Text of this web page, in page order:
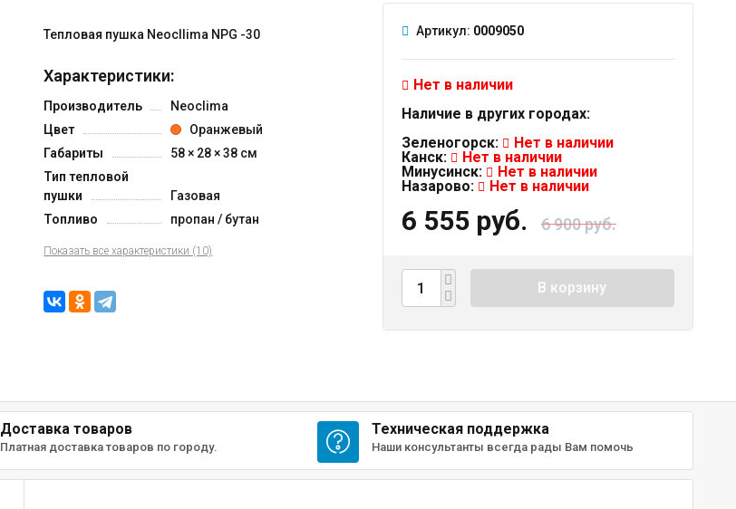
Тепловая пушка Neocllima NPG -30
Характеристики:
Производитель
Neoclima
Цвет
Оранжевый
Габариты
58 × 28 × 38 см
Тип тепловой
пушки
Газовая
Топливо
пропан / бутан
Показать все характеристики (10)
Артикул: 0009050
Нет в наличии
Наличие в других городах:
Зеленогорск:
Нет в наличии
Канск:
Нет в наличии
Минусинск:
Нет в наличии
Назарово:
Нет в наличии
6 555 руб. 6 900 руб.
В корзину
Доставка товаров
Платная доставка товаров по городу.
Техническая поддержка
Наши консультанты всегда рады Вам помочь